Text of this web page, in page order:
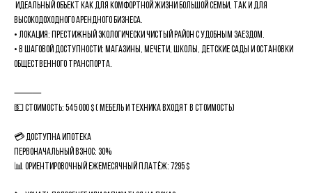
идеальный объект как для комфортной жизни большой семьи, так и для
высокодоходного арендного бизнеса.
• Локация: престижный экологически чистый район с удобным заездом.
• В шаговой доступности: магазины, мечети, школы, детские сады и остановки
общественного транспорта.
⸻
💵 Стоимость: 545 000 $ ( мебель и техника входят в стоимость)
💳 Доступна ипотека
Первоначальный взнос: 30%
📊 Ориентировочный ежемесячный платёж: 7295 $